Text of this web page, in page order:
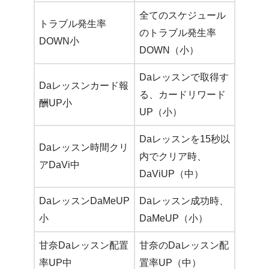
トラブル発生率
DOWN小
全てのスケジュール
のトラブル発生率
DOWN（小）
Daレッスンカード報
酬UP小
Daレッスンで取得す
る、カードリワード
UP（小）
Daレッスン時間クリ
アDaVi中
Daレッスンを15秒以
内でクリア時、
DaViUP（中）
DaレッスンDaMeUP
小
Daレッスン成功時、
DaMeUP（小）
甘奈Daレッスン配置
率UP中
甘奈のDaレッスン配
置率UP（中）